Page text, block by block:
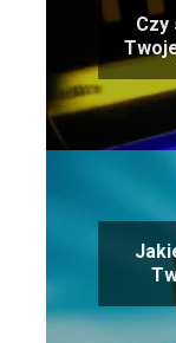
Czy